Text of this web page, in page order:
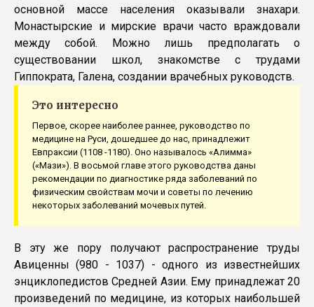
основной массе населения оказывали знахари.
Монастырские и мирские врачи часто враждовали
между собой. Можно лишь предполагать о
существовании школ, знакомстве с трудами
Гиппократа, Галена, создании врачебных руководств.
Это интересно
Первое, скорее наиболее раннее, руководство по
медицине на Руси, дошедшее до нас, принадлежит
Евпраксии (1108 -1180). Оно называлось «Алимма»
(«Мази»). В восьмой главе этого руководства даны
рекомендации по диагностике ряда заболеваний по
физическим свойствам мочи и советы по лечению
некоторых заболеваний мочевых путей.
В эту же пору получают распространение труды
Авиценны (980 - 1037) - одного из известнейших
энциклопедистов Средней Азии. Ему принадлежат 20
произведений по медицине, из которых наибольшей